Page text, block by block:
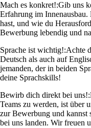
Mach es konkret!:Gib uns
Erfahrung im
hast, und wie du
Bewerbung lebendig und
Sprache ist wichtig!:Achte
Deutsch als auch auf
jemanden, der in beiden
deine Sprachskills!
Bewirb dich direkt bei uns!:
Teams zu werden, ist über
zur Bewerbung und kannst
bei uns landen. Wir freuen